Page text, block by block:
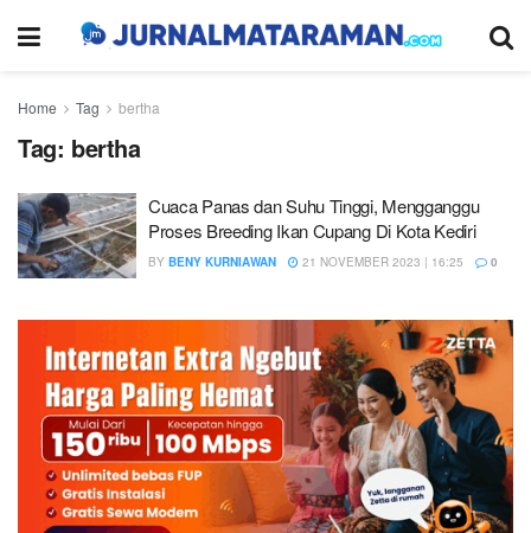
Home Tag bertha
Tag: bertha
Cuaca Panas dan Suhu Tinggi, Mengganggu
Proses Breeding Ikan Cupang Di Kota Kediri
BY BENY KURNIAWAN 21 NOVEMBER 2023 | 16:25 0